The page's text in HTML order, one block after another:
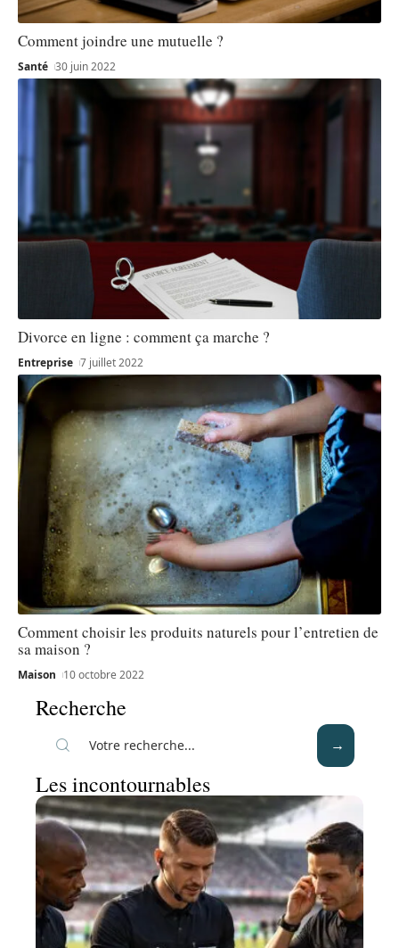
Comment joindre une mutuelle ?
Santé 30 juin 2022
Divorce en ligne : comment ça marche ?
Entreprise 7 juillet 2022
Comment choisir les produits naturels pour l’entretien de
sa maison ?
Maison 10 octobre 2022
Recherche
Les incontournables